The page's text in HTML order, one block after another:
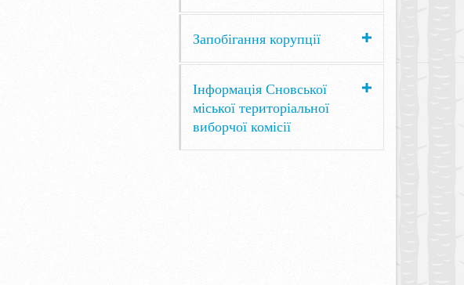
Запобігання корупції
Інформація Сновської
міської територіальної
виборчої комісії